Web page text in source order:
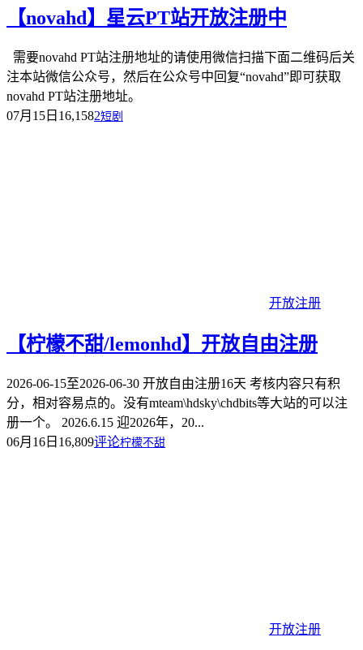
【novahd】星云PT站开放注册中
需要novahd PT站注册地址的请使用微信扫描下面二维码后关
注本站微信公众号，然后在公众号中回复“novahd”即可获取
novahd PT站注册地址。
07月15日 16,1582短剧
开放注册
【柠檬不甜/lemonhd】开放自由注册
2026-06-15至2026-06-30 开放自由注册16天 考核内容只有积
分，相对容易点的。没有mteam\hdsky\chdbits等大站的可以注
册一个。 2026.6.15 迎2026年，20...
06月16日 16,809评论柠檬不甜
开放注册